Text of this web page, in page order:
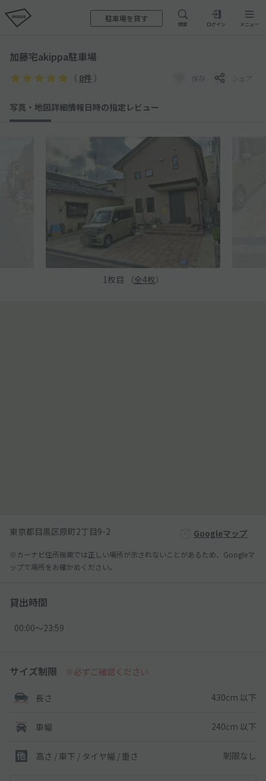
駐車場を貸す
検索 ログイン メニュー
加藤宅akippa駐車場
（ 8件 ） 保存 シェア
写真・地図詳細情報日時の指定 レビュー
1 枚目 （全4枚）
東京都目黒区原町2丁目9-2 Googleマップ
※カーナビ住所検索では正しい場所が示されないことがあるため、Googleマ
ップで場所をお確かめください。
貸出時間
00:00〜23:59
サイズ制限 ※必ずご確認ください
長さ 430cm 以下
車幅 240cm 以下
高さ / 車下 / タイヤ幅 / 重さ 制限なし